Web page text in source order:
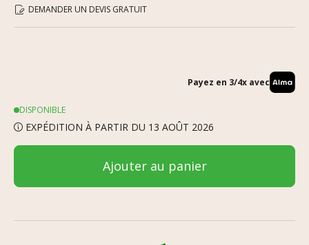
DEMANDER UN DEVIS GRATUIT
Payez en 3/4x avec
DISPONIBLE
EXPÉDITION À PARTIR DU 13 AOÛT 2026
Ajouter au panier